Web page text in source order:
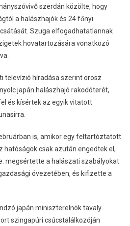
szerdán közölte, hogy
a halászhajók és 24 főnyi
Szuga elfogadhatatlannak
hovatartozására vonatkozó
televízió híradása szerint orosz
japán halászhajó rakodóterét,
és kísértek az egyik vitatott
is, amikor egy feltartóztatott
hatóságok csak azután engedtek el,
megsértette a halászati szabályokat
övezetében, és kifizette a
japán miniszterelnök tavaly
szingapúri csúcstalálkozóján